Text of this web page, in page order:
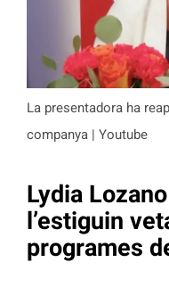
La presentadora ha
companya | Youtube
Lydia
l’estiguin
programes